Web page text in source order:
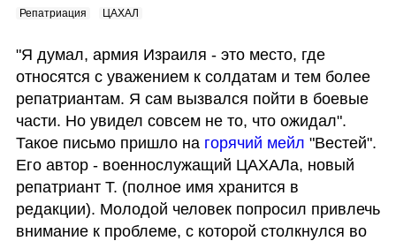
Репатриация ЦАХАЛ
"Я думал, армия Израиля - это место, где
относятся с уважением к солдатам и тем более
репатриантам. Я сам вызвался пойти в боевые
части. Но увидел совсем не то, что ожидал".
Такое письмо пришло на горячий мейл "Вестей".
Его автор - военнослужащий ЦАХАЛа, новый
репатриант Т. (полное имя хранится в
редакции). Молодой человек попросил привлечь
внимание к проблеме, с которой столкнулся во